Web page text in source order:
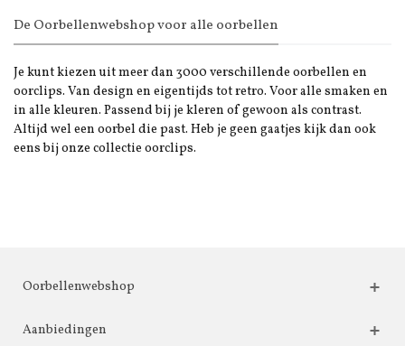
De Oorbellenwebshop voor alle oorbellen
Je kunt kiezen uit meer dan 3000 verschillende oorbellen en
oorclips. Van design en eigentijds tot retro. Voor alle smaken en
in alle kleuren. Passend bij je kleren of gewoon als contrast.
Altijd wel een oorbel die past. Heb je geen gaatjes kijk dan ook
eens bij onze collectie oorclips.
Oorbellenwebshop
Aanbiedingen